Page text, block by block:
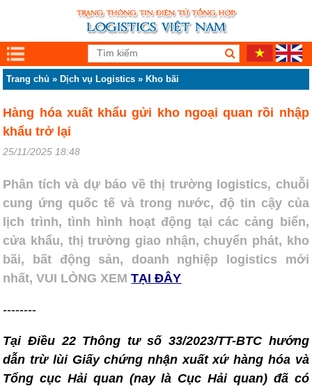
Trang chủ » Dịch vụ Logistics » Kho bãi
Hàng hóa xuất khẩu gửi kho ngoại quan rồi nhập
khẩu trở lại
25/11/2025 18:48
Phân tích và dự báo về thị trường logistics, chuỗi
cung ứng quốc tế và trong nước, độ tin cậy của
lịch trình, tình hình hoạt động tại các cảng biển,
cửa khẩu, thị trường giao nhận, chuyển phát, kho
bãi, bất động sản, doanh nghiệp logistics mới
nhất, VUI LÒNG XEM TẠI ĐÂY
--------
Tại Điều 22 Thông tư số 33/2023/TT-BTC hướng
dẫn trừ lùi Giấy chứng nhận xuất xứ hàng hóa và
Tổng cục Hải quan (nay là Cục Hải quan) đã có